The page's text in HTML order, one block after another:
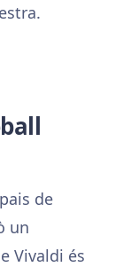
de
un
Vivaldi és